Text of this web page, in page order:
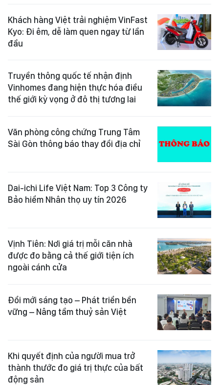
Khách hàng Việt trải nghiệm VinFast
Kyo: Đi êm, dễ làm quen ngay từ lần
đầu
Truyền thông quốc tế nhận định
Vinhomes đang hiện thực hóa điều
thế giới kỳ vọng ở đô thị tương lai
Văn phòng công chứng Trung Tâm
Sài Gòn thông báo thay đổi địa chỉ
Dai-ichi Life Việt Nam: Top 3 Công ty
Bảo hiểm Nhân thọ uy tín 2026
Vịnh Tiên: Nơi giá trị mỗi căn nhà
được đo bằng cả thế giới tiện ích
ngoài cánh cửa
Đổi mới sáng tạo – Phát triển bền
vững – Nâng tầm thuỷ sản Việt
Khi quyết định của người mua trở
thành thước đo giá trị thực của bất
động sản